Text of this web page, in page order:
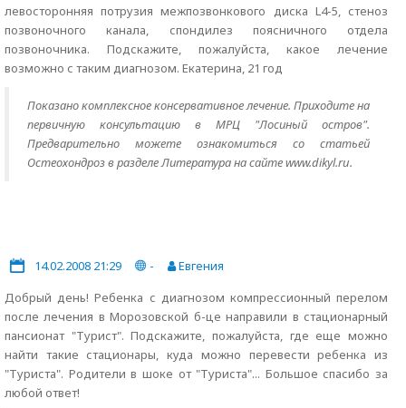
левосторонняя потрузия межпозвонкового диска L4-5, стеноз
позвоночного канала, спондилез поясничного отдела
позвоночника. Подскажите, пожалуйста, какое лечение
возможно с таким диагнозом. Екатерина, 21 год
Показано комплексное консервативное лечение. Приходите на
первичную консультацию в МРЦ "Лосиный остров".
Предварительно можете ознакомиться со статьей
Остеохондроз в разделе Литература на сайте www.dikyl.ru.
14.02.2008 21:29 -
Евгения
Добрый день! Ребенка с диагнозом компрессионный перелом
после лечения в Морозовской б-це направили в стационарный
пансионат "Турист". Подскажите, пожалуйста, где еще можно
найти такие стационары, куда можно перевести ребенка из
"Туриста". Родители в шоке от "Туриста"... Большое спасибо за
любой ответ!